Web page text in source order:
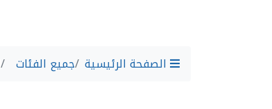
الصفحة الرئيسية جميع الفئات